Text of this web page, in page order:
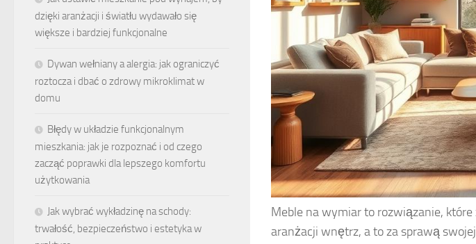
Meble na wymiar to rozwiązanie,
aranżacji wnętrz, a to za sprawą
dzięki aranżacji i światłu wydawało się
większe i bardziej funkcjonalne
Dywan wełniany a alergia: jak ograniczyć
roztocza i dbać o zdrowy mikroklimat w
domu
Błędy w układzie funkcjonalnym
mieszkania: jak je rozpoznać i od czego
zacząć poprawki dla lepszego komfortu
użytkowania
Jak wybrać wykładzinę na schody:
trwałość, bezpieczeństwo i estetyka w